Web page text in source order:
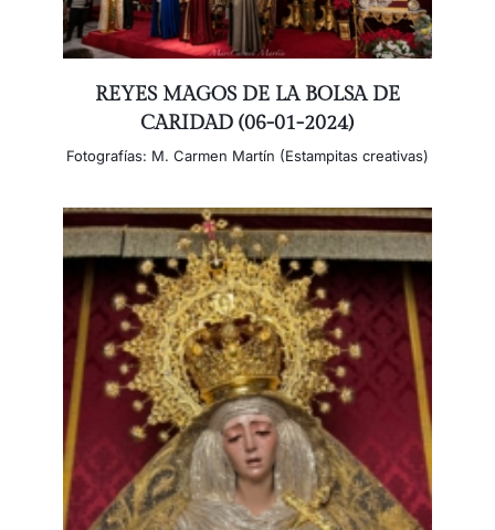
REYES MAGOS DE LA BOLSA DE
CARIDAD (06-01-2024)
Fotografías: M. Carmen Martín (Estampitas creativas)